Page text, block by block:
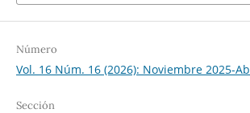
Número
Vol. 16 Núm. 16 (2026): Noviembre 2025-
Sección